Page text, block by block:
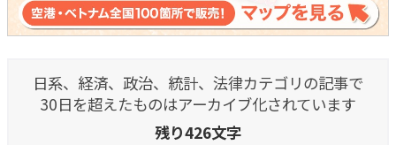
日系、経済、政治、統計、法律カテゴリの記事で
30日を超えたものはアーカイブ化されています
残り426文字